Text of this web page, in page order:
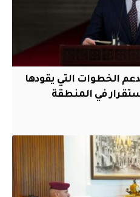
الخطوات التي يقودها
في المنطقة